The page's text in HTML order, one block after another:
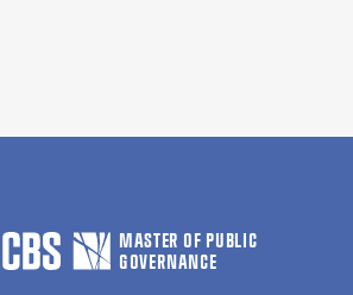
MASTER OF PUBLIC
GOVERNANCE